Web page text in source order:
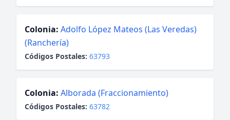
Colonia: Adolfo López Mateos (Las Veredas)
(Ranchería)
Códigos Postales: 63793
Colonia: Alborada (Fraccionamiento)
Códigos Postales: 63782